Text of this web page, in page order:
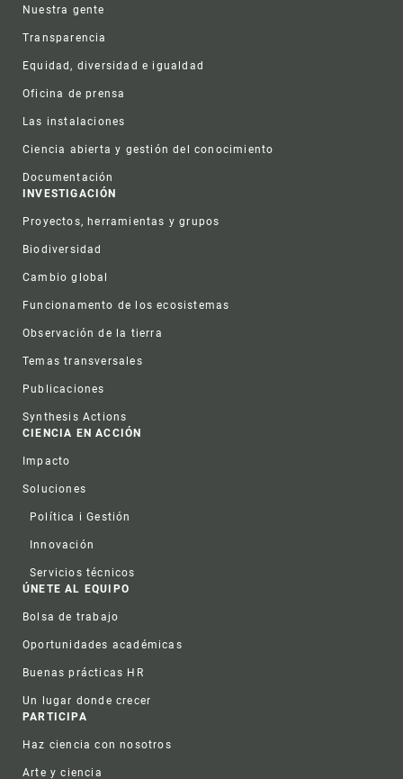
Nuestra gente
Transparencia
Equidad, diversidad e igualdad
Oficina de prensa
Las instalaciones
Ciencia abierta y gestión del conocimiento
Documentación
INVESTIGACIÓN
Proyectos, herramientas y grupos
Biodiversidad
Cambio global
Funcionamento de los ecosistemas
Observación de la tierra
Temas transversales
Publicaciones
Synthesis Actions
CIENCIA EN ACCIÓN
Impacto
Soluciones
Política i Gestión
Innovación
Servicios técnicos
ÚNETE AL EQUIPO
Bolsa de trabajo
Oportunidades académicas
Buenas prácticas HR
Un lugar donde crecer
PARTICIPA
Haz ciencia con nosotros
Arte y ciencia